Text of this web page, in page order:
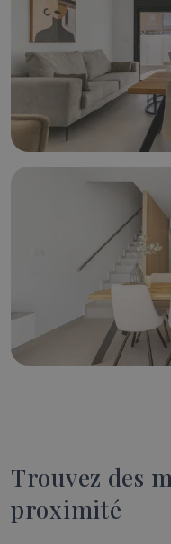
Trouvez des
proximité